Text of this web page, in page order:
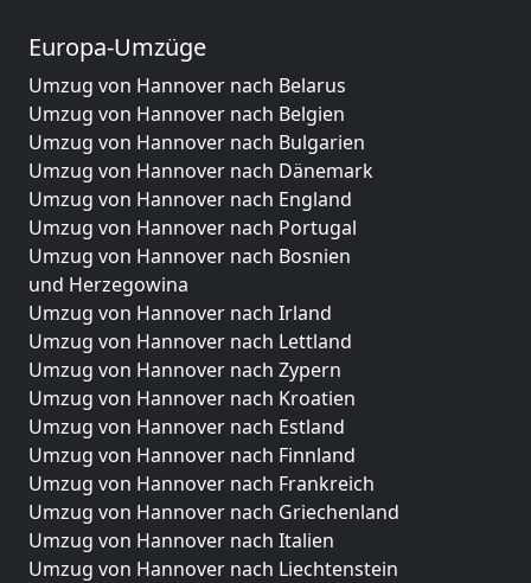
Europa-Umzüge
Umzug von Hannover nach Belarus
Umzug von Hannover nach Belgien
Umzug von Hannover nach Bulgarien
Umzug von Hannover nach Dänemark
Umzug von Hannover nach England
Umzug von Hannover nach Portugal
Umzug von Hannover nach Bosnien
und Herzegowina
Umzug von Hannover nach Irland
Umzug von Hannover nach Lettland
Umzug von Hannover nach Zypern
Umzug von Hannover nach Kroatien
Umzug von Hannover nach Estland
Umzug von Hannover nach Finnland
Umzug von Hannover nach Frankreich
Umzug von Hannover nach Griechenland
Umzug von Hannover nach Italien
Umzug von Hannover nach Liechtenstein